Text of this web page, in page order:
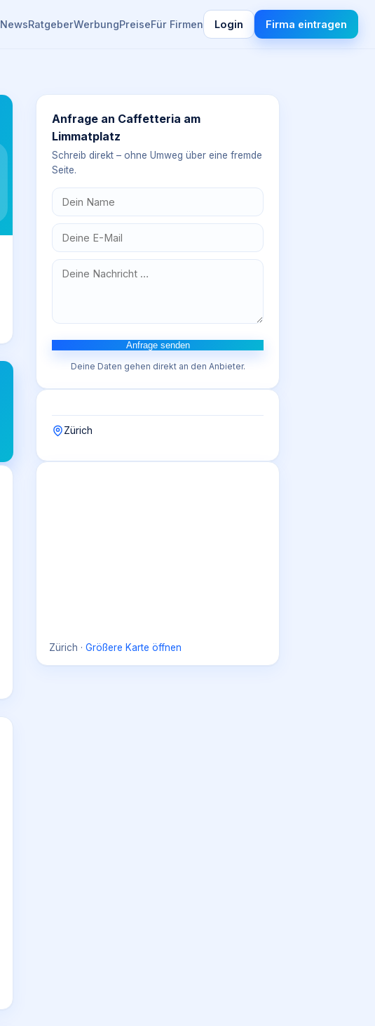
NewsRatgeberWerbungPreiseFür Firmen Login Firma eintragen
Anfrage an Caffetteria am
Limmatplatz
Schreib direkt – ohne Umweg über eine fremde
Seite.
Anfrage senden
Deine Daten gehen direkt an den Anbieter.
Zürich
Zürich · Größere Karte öffnen